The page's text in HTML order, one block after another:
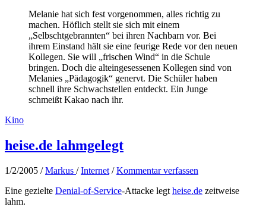
Melanie hat sich fest vorgenommen, alles richtig zu
machen. Höflich stellt sie sich mit einem
„Selbschtgebrannten“ bei ihren Nachbarn vor. Bei
ihrem Einstand hält sie eine feurige Rede vor den neuen
Kollegen. Sie will „frischen Wind“ in die Schule
bringen. Doch die alteingesessenen Kollegen sind von
Melanies „Pädagogik“ genervt. Die Schüler haben
schnell ihre Schwachstellen entdeckt. Ein Junge
schmeißt Kakao nach ihr.
Kino
heise.de lahmgelegt
1/2/2005 /Markus /Internet /Kommentar verfassen
Eine gezielte Denial-of-Service-Attacke legt heise.de zeitweise
lahm.